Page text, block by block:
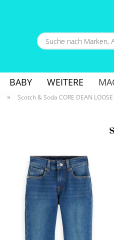
BABY WEITERE
» Scotch & Soda CORE DEAN